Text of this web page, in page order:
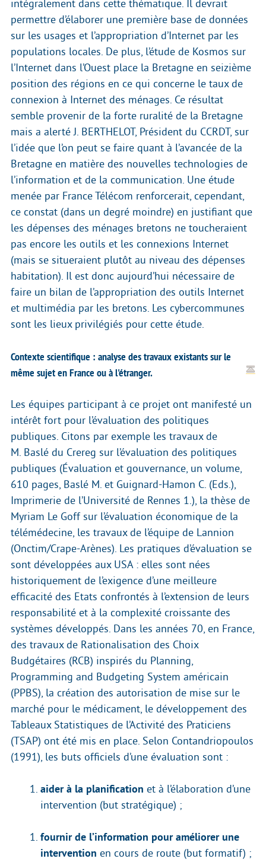
intégralement dans cette thématique. Il devrait
permettre d’élaborer une première base de données
sur les usages et l’appropriation d’Internet par les
populations locales. De plus, l’étude de Kosmos sur
l’Internet dans l’Ouest place la Bretagne en seizième
position des régions en ce qui concerne le taux de
connexion à Internet des ménages. Ce résultat
semble provenir de la forte ruralité de la Bretagne
mais a alerté J. BERTHELOT, Président du CCRDT, sur
l’idée que l’on peut se faire quant à l’avancée de la
Bretagne en matière des nouvelles technologies de
l’information et de la communication. Une étude
menée par France Télécom renforcerait, cependant,
ce constat (dans un degré moindre) en justifiant que
les dépenses des ménages bretons ne toucheraient
pas encore les outils et les connexions Internet
(mais se situeraient plutôt au niveau des dépenses
habitation). Il est donc aujourd’hui nécessaire de
faire un bilan de l’appropriation des outils Internet
et multimédia par les bretons. Les cybercommunes
sont les lieux privilégiés pour cette étude.
Contexte scientifique : analyse des travaux existants sur le
même sujet en France ou à l'étranger.
Les équipes participant à ce projet ont manifesté un
intérêt fort pour l’évaluation des politiques
publiques. Citons par exemple les travaux de
M. Baslé du Crereg sur l’évaluation des politiques
publiques (Évaluation et gouvernance, un volume,
610 pages, Baslé M. et Guignard-Hamon C. (Eds.),
Imprimerie de l’Université de Rennes 1.), la thèse de
Myriam Le Goff sur l’évaluation économique de la
télémédecine, les travaux de l’équipe de Lannion
(Onctim/Crape-Arènes). Les pratiques d’évaluation se
sont développées aux USA : elles sont nées
historiquement de l’exigence d’une meilleure
efficacité des Etats confrontés à l’extension de leurs
responsabilité et à la complexité croissante des
systèmes développés. Dans les années 70, en France,
des travaux de Rationalisation des Choix
Budgétaires (RCB) inspirés du Planning,
Programming and Budgeting System américain
(PPBS), la création des autorisation de mise sur le
marché pour le médicament, le développement des
Tableaux Statistiques de l’Activité des Praticiens
(TSAP) ont été mis en place. Selon Contandriopoulos
(1991), les buts officiels d’une évaluation sont :
aider à la planification et à l’élaboration d’une
intervention (but stratégique) ;
fournir de l’information pour améliorer une
intervention en cours de route (but formatif) ;